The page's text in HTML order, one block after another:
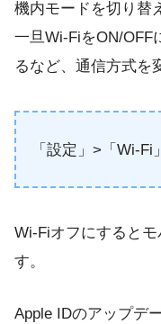
機内モードを切り替
一旦Wi-FiをON/OFF
るなど、通信方式を
「設定」>「Wi-Fi
Wi-Fiオフにすると
す。
Apple IDのアップデ